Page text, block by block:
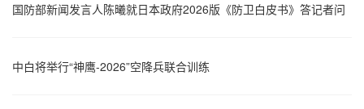
国防部新闻发言人陈曦就日本政府2026版《防卫白皮书》答记者问
中白将举行“神鹰-2026”空降兵联合训练